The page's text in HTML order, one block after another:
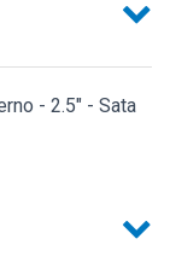
- 2.5" - Sata